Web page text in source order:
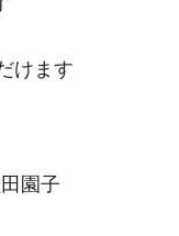
けます
園子